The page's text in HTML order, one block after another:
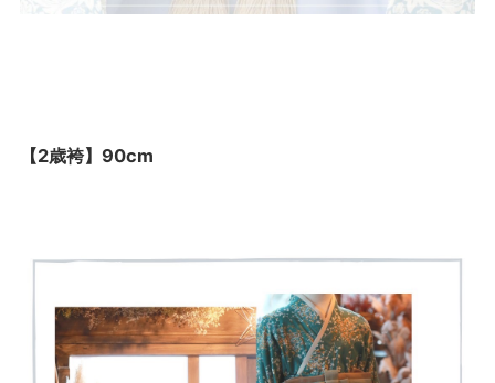
【2歳袴】90cm